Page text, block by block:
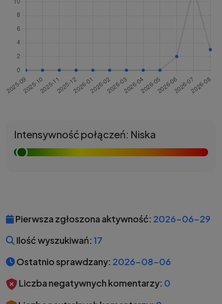
Intensywność połączeń: Niska
Pierwsza zgłoszona aktywność: 2026-06-29
Ilość wyszukiwań: 17
Ostatnio sprawdzany: 2026-08-06
Liczba negatywnych komentarzy: 0